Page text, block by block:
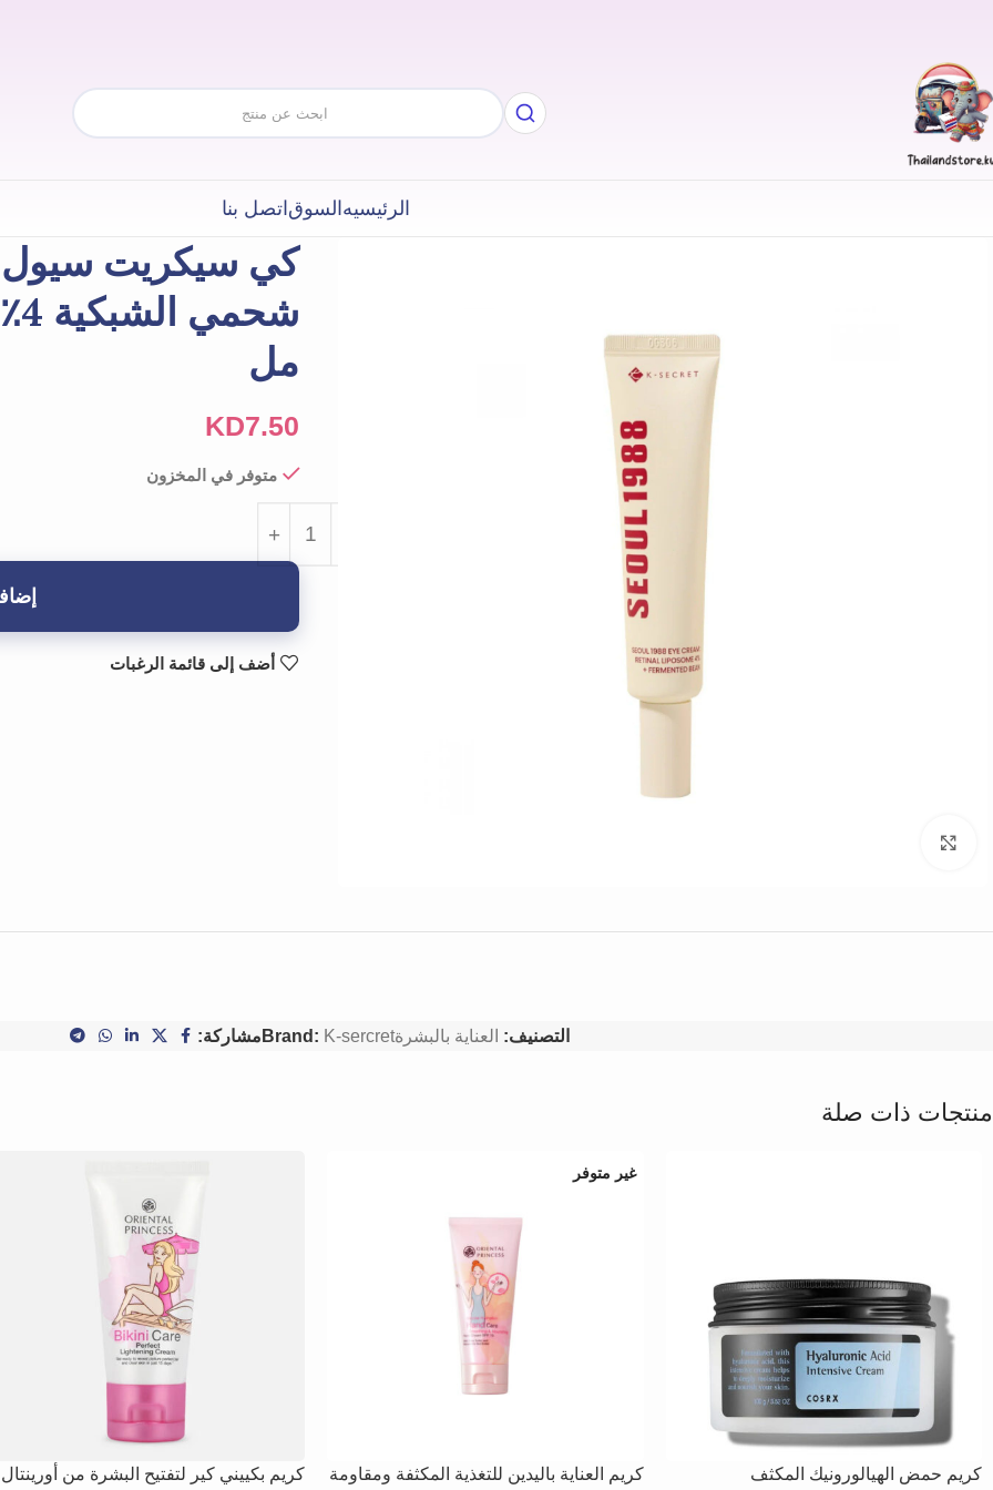
الرئيسيهالسوقاتصل بنا
مل
KD7.50
متوفر في المخزون
أضف إلى قائمة الرغبات
التصنيف: العناية بالبشرة Brand: K-sercret مشاركة:
منتجات ذات صلة
كريم حمض الهيالورونيك المكثف
غير متوفر
كريم العناية باليدين للتغذية المكثفة ومقاومة
كريم بكييني كير لتفتيح البشرة من أورينتال